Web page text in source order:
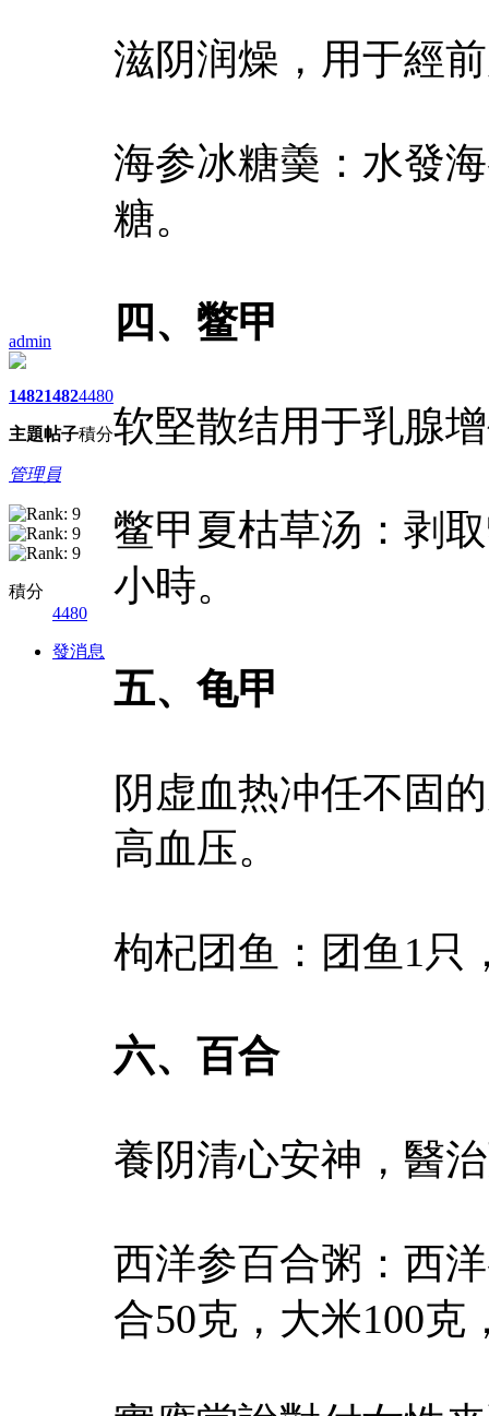
admin
1482
主題
1482
帖子
4480
積分
管理員
積分
4480
發消息
滋阴润燥，用于經
海参冰糖羮：水發
糖。
四、鳖甲
软堅散结用于乳腺
鳖甲夏枯草汤：剥
小時。
五、龟甲
阴虚血热冲任不固
高血压。
枸杞团鱼：团鱼1只
六、百合
養阴清心安神，醫
西洋参百合粥：西
合50克，大米100克